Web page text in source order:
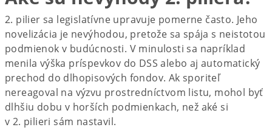
2. pilier sa legislatívne upravuje pomerne často. Jeho
novelizácia je nevýhodou, pretože sa spája s neistotou
podmienok v budúcnosti. V minulosti sa napríklad
menila výška príspevkov do DSS alebo aj automatický
prechod do dlhopisových fondov. Ak sporiteľ
nereagoval na výzvu prostredníctvom listu, mohol byť
dlhšiu dobu v horších podmienkach, než aké si
v 2. pilieri sám nastavil.